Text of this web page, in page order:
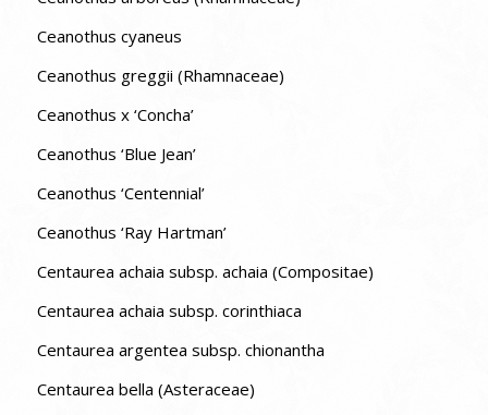
Ceanothus cyaneus
Ceanothus greggii (Rhamnaceae)
Ceanothus x ‘Concha’
Ceanothus ‘Blue Jean’
Ceanothus ‘Centennial’
Ceanothus ‘Ray Hartman’
Centaurea achaia subsp. achaia (Compositae)
Centaurea achaia subsp. corinthiaca
Centaurea argentea subsp. chionantha
Centaurea bella (Asteraceae)